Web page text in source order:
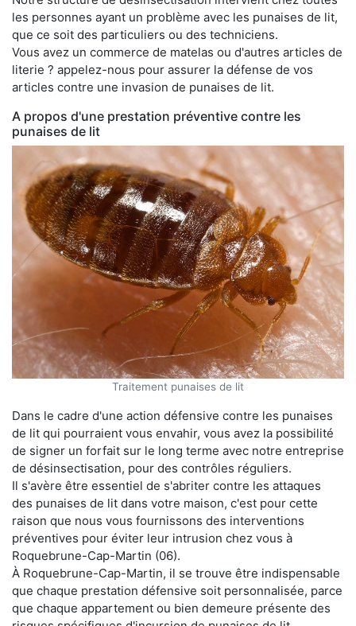
les personnes ayant un problème avec les punaises de lit,
que ce soit des particuliers ou des techniciens.
Vous avez un commerce de matelas ou d'autres articles de
literie ? appelez-nous pour assurer la défense de vos
articles contre une invasion de punaises de lit.
A propos d'une prestation préventive contre les
punaises de lit
Traitement punaises de lit
Dans le cadre d'une action défensive contre les punaises
de lit qui pourraient vous envahir, vous avez la possibilité
de signer un forfait sur le long terme avec notre entreprise
de désinsectisation, pour des contrôles réguliers.
Il s'avère être essentiel de s'abriter contre les attaques
des punaises de lit dans votre maison, c'est pour cette
raison que nous vous fournissons des interventions
préventives pour éviter leur intrusion chez vous à
Roquebrune-Cap-Martin (06).
À Roquebrune-Cap-Martin, il se trouve être indispensable
que chaque prestation défensive soit personnalisée, parce
que chaque appartement ou bien demeure présente des